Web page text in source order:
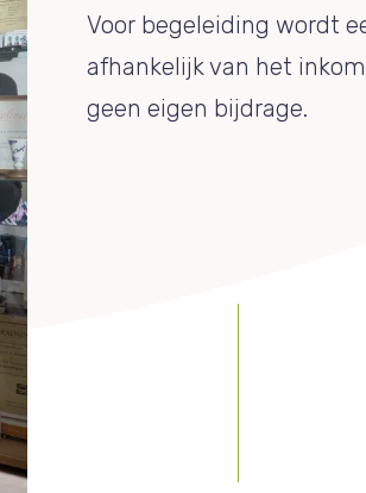
Voor begeleiding wordt
afhankelijk van het
geen eigen bijdrage.